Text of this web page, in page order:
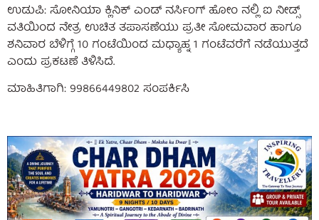
ಉಡುಪಿ: ಸೋನಿಯಾ ಕ್ಲಿನಿಕ್ ಎಂಡ್ ನರ್ಸಿಂಗ್ ಹೋಂ ನಲ್ಲಿ ಐ ನೀಡ್ಸ್
ವತಿಯಿಂದ ನೇತ್ರ ಉಚಿತ ತಪಾಸಣೆಯು ಪ್ರತೀ ಸೋಮವಾರ ಹಾಗೂ
ಶನಿವಾರ ಬೆಳಿಗ್ಗೆ 10 ಗಂಟೆಯಿಂದ ಮಧ್ಯಾಹ್ನ 1 ಗಂಟೆವರೆಗೆ ನಡೆಯುತ್ತದೆ
ಎಂದು ಪ್ರಕಟಣೆ ತಿಳಿಸಿದೆ.
ಮಾಹಿತಿಗಾಗಿ: 99866449802 ಸಂಪರ್ಕಿಸಿ